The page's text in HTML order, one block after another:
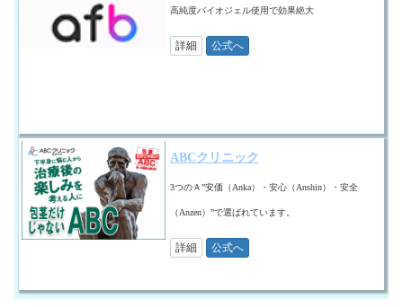
高純度バイオジェル使用で効果絶大
詳細 公式へ
ABCクリニック
3つのＡ”安価（Anka）・安心（Anshin）・安全
（Anzen）”で選ばれています。
詳細 公式へ